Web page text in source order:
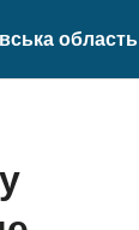
область